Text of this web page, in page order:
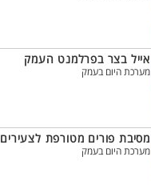
אייל בצר בפרלמנט העמק
מערכת היום בעמק
מסיבת פורים מטורפת לצעירים
מערכת היום בעמק